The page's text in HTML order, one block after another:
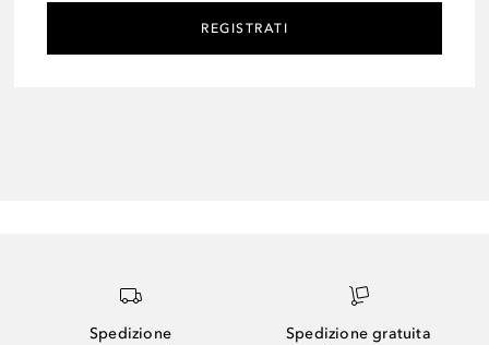
REGISTRATI
Spedizione
Spedizione gratuita